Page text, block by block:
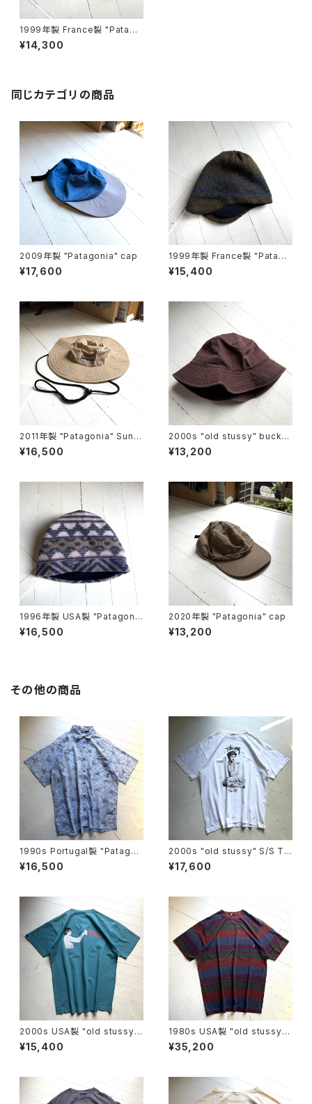
1999年製 France製 "Patago
nia" lightweight ski hat
¥14,300
同じカテゴリの商品
2009年製 "Patagonia" cap
¥17,600
1999年製 France製 "Patago
nia" Polar cap
¥15,400
2011年製 "Patagonia" Sun b
ooney
¥16,500
2000s "old stussy" bucket
hat
¥13,200
1996年製 USA製 "Patagoni
a" synchilla alpine hat
¥16,500
2020年製 "Patagonia" cap
¥13,200
その他の商品
1990s Portugal製 "Patagon
ia" dreamtime shirt
¥16,500
2000s "old stussy" S/S T-
shirt
¥17,600
2000s USA製 "old stussy"
S/S T-shirt
¥15,400
1980s USA製 "old stussy"
S/S T-shirt
¥35,200